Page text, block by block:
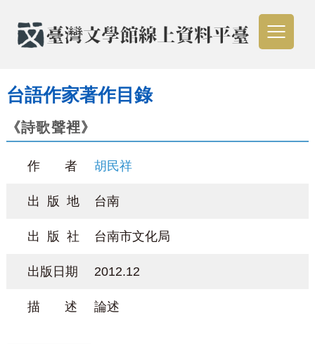
台語作家著作目錄
《詩歌聲裡》
作 者 胡民祥
出 版 地 台南
出 版 社 台南市文化局
出版日期 2012.12
描 述 論述